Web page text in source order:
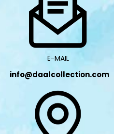
E-MAIL
info@daalcollection.com